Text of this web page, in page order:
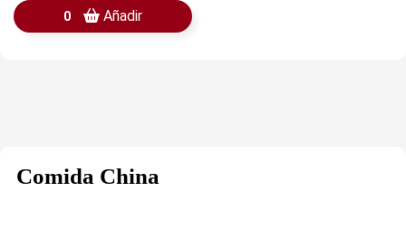
0 Añadir
Comida China